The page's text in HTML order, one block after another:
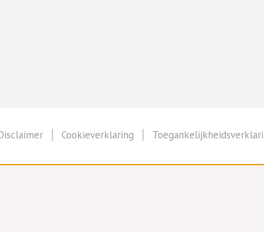
Cookieverklaring